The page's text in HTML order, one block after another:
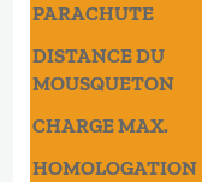
PARACHUTE
DISTANCE DU
MOUSQUETON
CHARGE MAX.
HOMOLOGATION